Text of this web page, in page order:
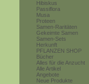
Hibiskus
Passiflora
Musa
Proteen
Samen-Raritäten
Gekeimte Samen
Samen-Sets
Herkunft
PFLANZEN SHOP
Bücher
Alles für die Anzucht
Alle Artikel
Angebote
Neue Produkte